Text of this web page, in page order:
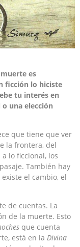
es
ficción lo hiciste
tu interés en
una elección
que tiene que ver
la frontera, del
lo ficcional, los
También hay
el cambio, el
de cuentas. La
de la muerte. Esto
que cuenta
está en la Divina